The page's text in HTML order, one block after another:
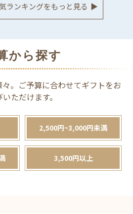
ランキングをもっと見る ▶
から探す
。ご予算に合わせてギフトをお
ただけます。
2,500円~3,000円未満
3,500円以上